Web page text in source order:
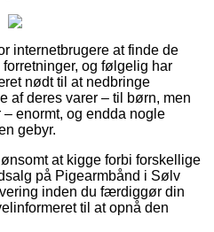
internetbrugere at finde de
og følgelig har
nødt til at nedbringe
af deres varer – til børn, men
– enormt, og endda nogle
gebyr.
at kigge forbi forskellige
på Pigearmbånd i Sølv
inden du færdiggør din
til at opnå den